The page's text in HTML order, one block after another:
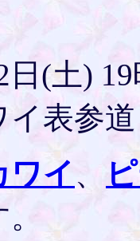
(土) 19
表参
ワイ 、